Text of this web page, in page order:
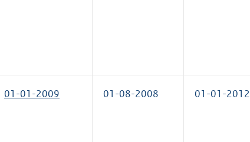
01-01-2009 01-08-2008 01-01-2012